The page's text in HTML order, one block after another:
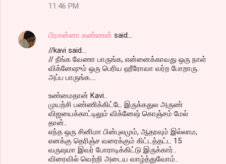
11:46 PM
பிரசன்னா கண்ணன் said…
//kavi said...
// நீங்க வேணா பாருங்க, என்னைக்காவது ஒரு நாள்
விக்னேஷும் ஒரு பெரிய ஹீரோவா வர்ற போறாரு.
அப்ப பாருங்க....
உண்மைதான் Kavi..
முயற்சி பண்ணிக்கிட்டே இருக்கதுல அருண்
விஜயைக்காட்டிலும் விக்னேஷ் கொஞ்சம் மேல்
தான்..
எந்த ஒரு சினிமா பின்புலமும், ஆதரவும் இல்லாம,
எனக்கு தெரிஞ்ச வரைக்கும் கிட்டத்தட்ட 15
வருஷமா இவர் போராடிக்கிட்டு இருக்கார்..
விரைவில் வெற்றி அடைய வாழ்த்துவோம்..